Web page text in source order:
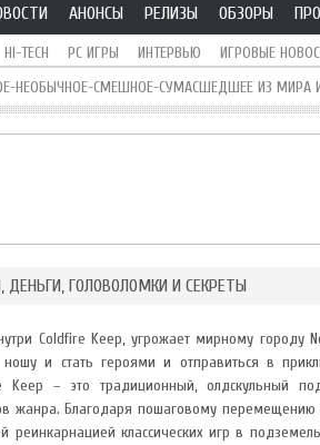
АНОНСЫ РЕЛИЗЫ ОБЗОРЫ
HI-TECH PC ИГРЫ ИНТЕРВЬЮ ИГРОВЫЕ
НЕОБЫЧНОЕ-СМЕШНОЕ-СУМАСШЕДШЕЕ ИЗ МИРА
ДЕНЬГИ, ГОЛОВОЛОМКИ И СЕКРЕТЫ
Coldfire Keep, угрожает мирному городу
и стать героями и отправиться в
Keep – это традиционный, олдскульный
жанра. Благодаря пошаговому перемещению
реинкарнацией классических игр в